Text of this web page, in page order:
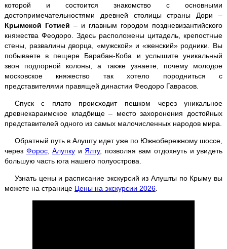
Велоэкскурсии
Джип-туры
Каякинг
Квадроциклы
Конные прогулки
Рыбалка с катера
которой и состоится знакомство с основными
достопримечательностями древней столицы страны Дори –
Крымской Готией – и главным городом поздневизантийского
княжества Феодоро. Здесь расположены цитадель, крепостные
стены, развалины дворца, «мужской» и «женский» родники. Вы
побываете в пещере Барабан-Коба и услышите уникальный
звон подпорной колоны, а также узнаете, почему молодое
московское княжество так хотело породниться с
представителями правящей династии Феодоро Гаврасов.
Спуск с плато происходит пешком через уникальное
древнекараимское кладбище – место захоронения достойных
представителей одного из самых малочисленных народов мира.
Обратный путь в Алушту идет уже по Южнобережному шоссе,
через Форос,Алупку и Ялту, позволяя вам отдохнуть и увидеть
большую часть юга нашего полуострова.
Узнать цены и расписание экскурсий из Алушты по Крыму вы
можете на странице Цены на экскурсии 2026.